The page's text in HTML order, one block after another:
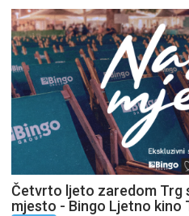
Četvrto ljeto zaredom Trg
mjesto - Bingo Ljetno kino